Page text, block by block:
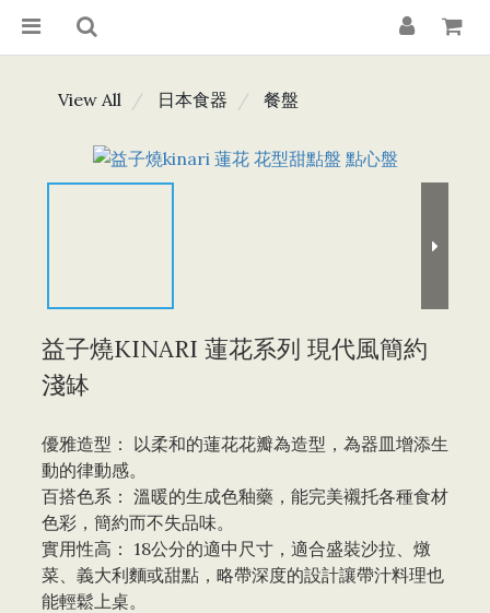
View All 日本食器 餐盤
益子燒KINARI 蓮花系列 現代風簡約
淺缽
優雅造型： 以柔和的蓮花花瓣為造型，為器皿增添生
動的律動感。
百搭色系： 溫暖的生成色釉藥，能完美襯托各種食材
色彩，簡約而不失品味。
實用性高： 18公分的適中尺寸，適合盛裝沙拉、燉
菜、義大利麵或甜點，略帶深度的設計讓帶汁料理也
能輕鬆上桌。